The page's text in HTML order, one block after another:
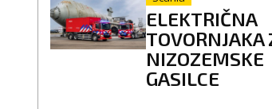
ELEKTRIČNA
TOVORNJAKA
NIZOZEMSKE
GASILCE